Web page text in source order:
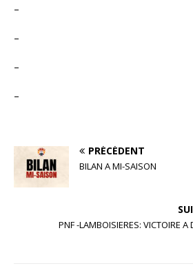
–
–
–
–
PRÉCÉDENT
BILAN A MI-SAISON
PNF -LAMBOISIERES: VICTOIRE A